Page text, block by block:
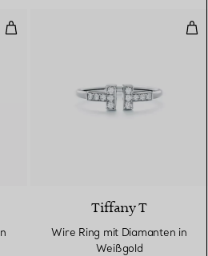
Wire Ring mit Diamanten in
Tiffany T
Wire Ring mit Diamanten in
Weißgold